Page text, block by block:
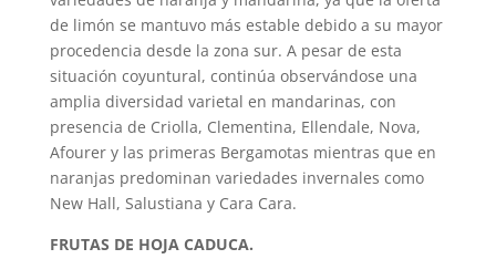
de limón se mantuvo más estable debido a su mayor
procedencia desde la zona sur. A pesar de esta
situación coyuntural, continúa observándose una
amplia diversidad varietal en mandarinas, con
presencia de Criolla, Clementina, Ellendale, Nova,
Afourer y las primeras Bergamotas mientras que en
naranjas predominan variedades invernales como
New Hall, Salustiana y Cara Cara.
FRUTAS DE HOJA CADUCA.